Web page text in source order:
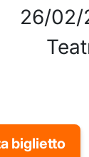
26/02/
biglietto